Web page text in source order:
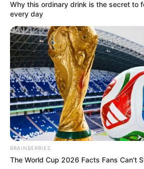
COMPARTIR
ALERTA BOGOTÁ EN
TEMAS RELACIONADOS
DEPORTES ALERTA PAISA
INTER DE MILÁN
UEFA
EMPATE
MANTÉNGASE EN ALERTA
Why this ordinary drink is the secret to
every day
BRAINBERRIES
The World Cup 2026 Facts Fans Can't